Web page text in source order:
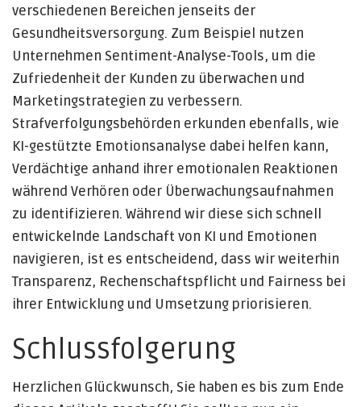
verschiedenen Bereichen jenseits der
Gesundheitsversorgung. Zum Beispiel nutzen
Unternehmen Sentiment-Analyse-Tools, um die
Zufriedenheit der Kunden zu überwachen und
Marketingstrategien zu verbessern.
Strafverfolgungsbehörden erkunden ebenfalls, wie
KI-gestützte Emotionsanalyse dabei helfen kann,
Verdächtige anhand ihrer emotionalen Reaktionen
während Verhören oder Überwachungsaufnahmen
zu identifizieren. Während wir diese sich schnell
entwickelnde Landschaft von KI und Emotionen
navigieren, ist es entscheidend, dass wir weiterhin
Transparenz, Rechenschaftspflicht und Fairness bei
ihrer Entwicklung und Umsetzung priorisieren.
Schlussfolgerung
Herzlichen Glückwunsch, Sie haben es bis zum Ende